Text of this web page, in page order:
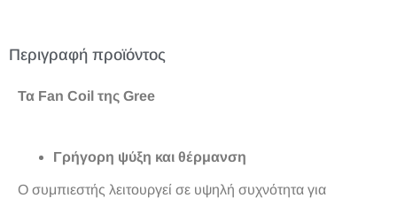
Περιγραφή προϊόντος
Τα Fan Coil της Gree
Γρήγορη ψύξη και θέρμανση
Ο συμπιεστής λειτουργεί σε υψηλή συχνότητα για